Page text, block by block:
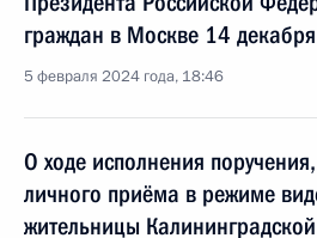
граждан в Москве 14
5 февраля 2024 года, 18:46
О ходе исполнения
личного приёма в режиме
жительницы